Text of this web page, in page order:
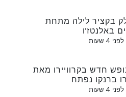
בקציר לילה מתחת
באלנטז'ו
לפני 4 שעות
חדש בקרוויירו מאת
ברנקו נפתח
לפני 4 שעות